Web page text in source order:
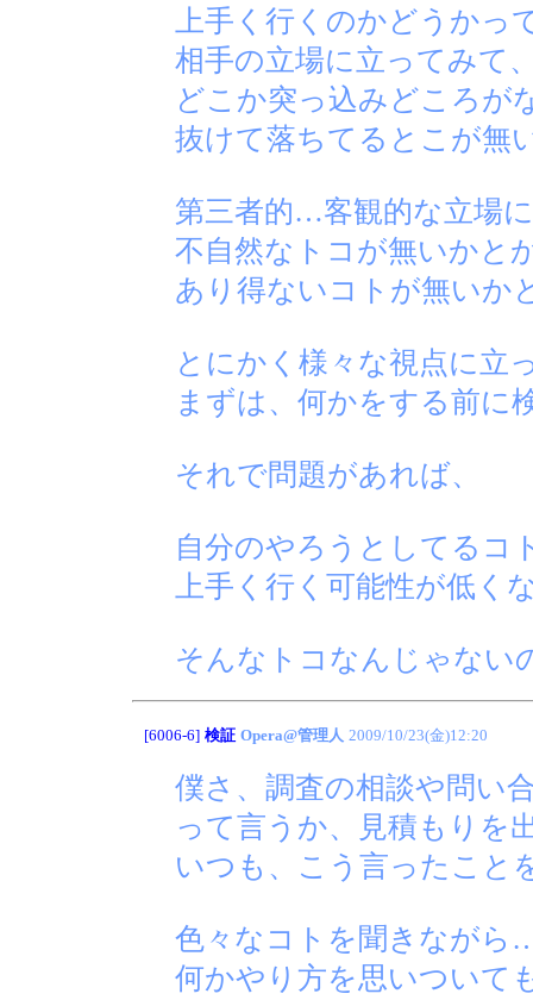
上手く行くのかどうかっ
相手の立場に立ってみて
どこか突っ込みどころが
抜けて落ちてるとこが無
第三者的…客観的な立場
不自然なトコが無いかと
あり得ないコトが無いか
とにかく様々な視点に立
まずは、何かをする前に
それで問題があれば、
自分のやろうとしてるコ
上手く行く可能性が低く
そんなトコなんじゃない
[6006-6] 検証 Opera@管理人 2009/10/23(金)12:20
僕さ、調査の相談や問い
って言うか、見積もりを
いつも、こう言ったこと
色々なコトを聞きながら
何かやり方を思いついて